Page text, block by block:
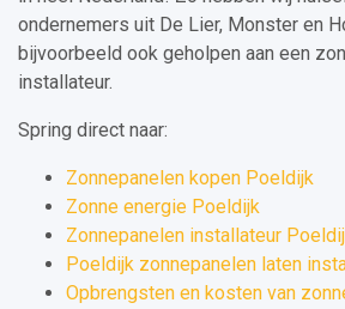
ondernemers uit De Lier, Monster en
bijvoorbeeld ook geholpen aan een
installateur.
Spring direct naar:
Zonnepanelen kopen Poeldijk
Zonne energie Poeldijk
Zonnepanelen installateur
Poeldijk zonnepanelen laten
Opbrengsten en kosten van